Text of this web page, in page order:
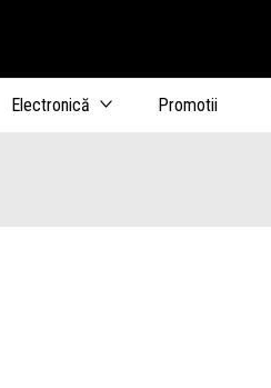
Electronică Promotii